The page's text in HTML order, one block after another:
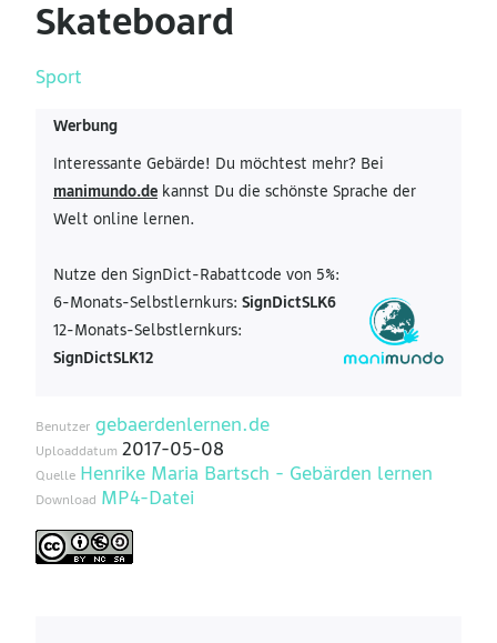
Skateboard
Sport
Werbung
Interessante Gebärde! Du möchtest mehr? Bei
manimundo.de kannst Du die schönste Sprache der
Welt online lernen.
Nutze den SignDict-Rabattcode von 5%:
6-Monats-Selbstlernkurs: SignDictSLK6
12-Monats-Selbstlernkurs:
SignDictSLK12
Benutzer gebaerdenlernen.de
Uploaddatum2017-05-08
Quelle Henrike Maria Bartsch - Gebärden lernen
Download MP4-Datei